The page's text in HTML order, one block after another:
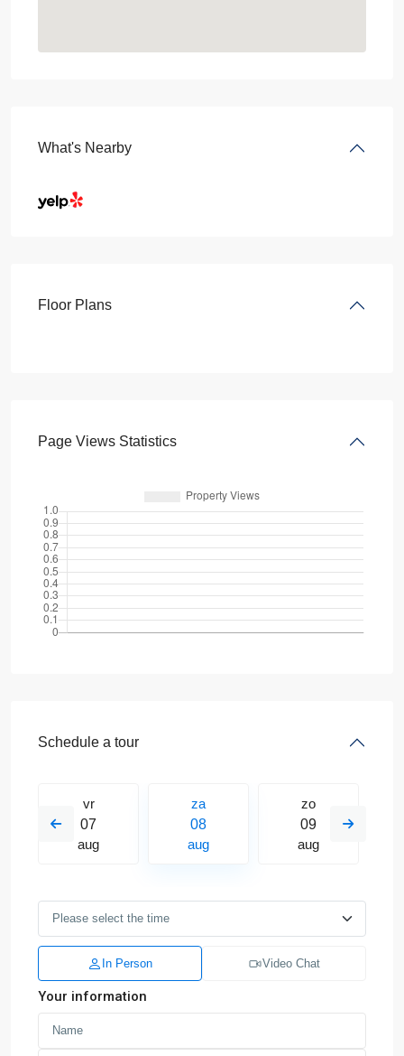
What's Nearby
Floor Plans
Page Views Statistics
Schedule a tour
vr
07
aug
za
08
aug
zo
09
aug
In Person Video Chat
Your information